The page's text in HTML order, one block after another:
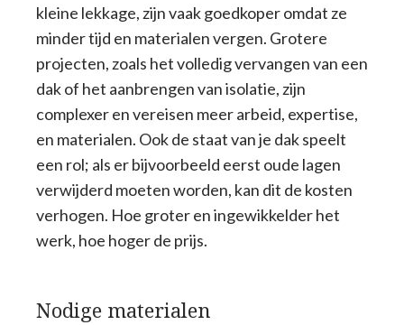
kleine lekkage, zijn vaak goedkoper omdat ze
minder tijd en materialen vergen. Grotere
projecten, zoals het volledig vervangen van een
dak of het aanbrengen van isolatie, zijn
complexer en vereisen meer arbeid, expertise,
en materialen. Ook de staat van je dak speelt
een rol; als er bijvoorbeeld eerst oude lagen
verwijderd moeten worden, kan dit de kosten
verhogen. Hoe groter en ingewikkelder het
werk, hoe hoger de prijs.
Nodige materialen